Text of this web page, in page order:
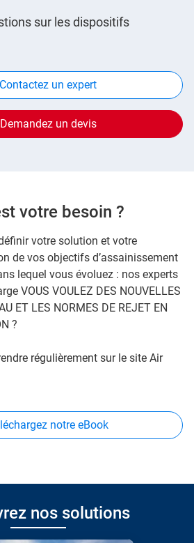
sur les dispositifs
Contactez un expert
Demandez un devis
votre besoin ?
votre solution et votre
de vos objectifs d’assainissement
lequel vous évoluez : nos experts
VOUS VOULEZ DES NOUVELLES
ET LES NORMES DE REJET EN
?
régulièrement sur le site Air
notre eBook
nos solutions